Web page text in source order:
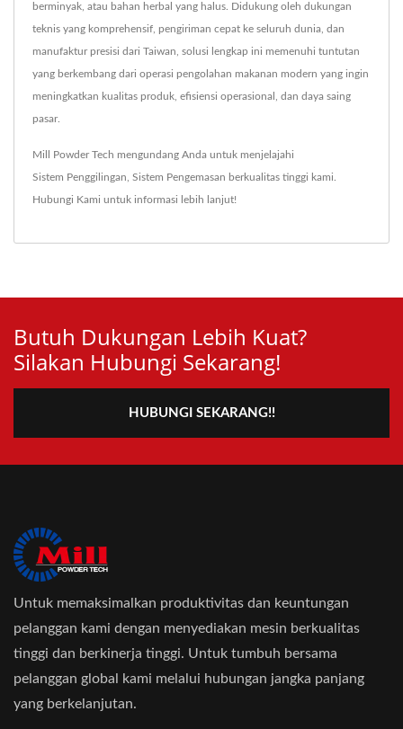
berminyak, atau bahan herbal yang halus. Didukung oleh dukungan
teknis yang komprehensif, pengiriman cepat ke seluruh dunia, dan
manufaktur presisi dari Taiwan, solusi lengkap ini memenuhi tuntutan
yang berkembang dari operasi pengolahan makanan modern yang ingin
meningkatkan kualitas produk, efisiensi operasional, dan daya saing
pasar.
Mill Powder Tech mengundang Anda untuk menjelajahi
Sistem Penggilingan Sistem Pengemasan berkualitas tinggi kami.
Hubungi Kami untuk informasi lebih lanjut!
Butuh Dukungan Lebih Kuat?
Silakan Hubungi Sekarang!
HUBUNGI SEKARANG!!
Untuk memaksimalkan produktivitas dan keuntungan
pelanggan kami dengan menyediakan mesin berkualitas
tinggi dan berkinerja tinggi. Untuk tumbuh bersama
pelanggan global kami melalui hubungan jangka panjang
yang berkelanjutan.